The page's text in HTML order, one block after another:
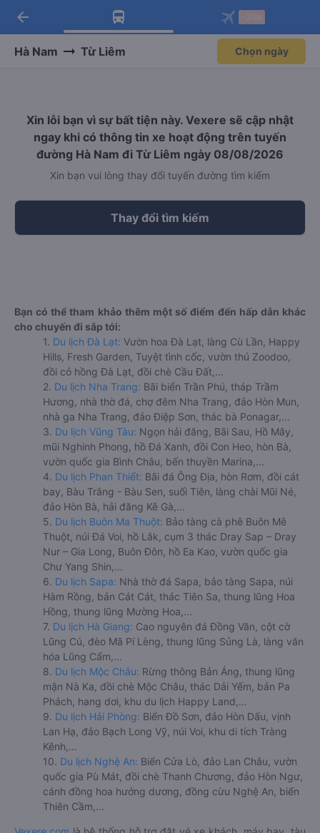
Tải app Vexere ngay!
Nhận ưu đãi thành viên độc
Mở app
Tải app Vexere
-30k/ghế khi đặt vé máy bay qua
Mở app
arrow_back
Hà Nam Từ Liêm Chọn ngày
Xin lỗi bạn vì sự bất tiện này. Vexere sẽ cập nhật
ngay khi có thông tin xe hoạt động trên tuyến
đường Hà Nam đi Từ Liêm ngày 08/08/2026
Xin bạn vui lòng thay đổi tuyến đường tìm kiếm
Thay đổi tìm kiếm
Bạn có thể tham khảo thêm một số điểm đến hấp dẫn khác
cho chuyến đi sắp tới:
1. Du lịch Đà Lạt: Vườn hoa Đà Lạt, làng Cù Lần, Happy
Hills, Fresh Garden, Tuyệt tình cốc, vườn thú Zoodoo,
đồi cỏ hồng Đà Lạt, đồi chè Cầu Đất,...
2. Du lịch Nha Trang: Bãi biển Trần Phú, tháp Trầm
Hương, nhà thờ đá, chợ đêm Nha Trang, đảo Hòn Mun,
nhà ga Nha Trang, đảo Điệp Sơn, thác bà Ponagar,...
3. Du lịch Vũng Tàu: Ngọn hải đăng, Bãi Sau, Hồ Mây,
mũi Nghinh Phong, hồ Đá Xanh, đồi Con Heo, hòn Bà,
vườn quốc gia Bình Châu, bến thuyền Marina,...
4. Du lịch Phan Thiết: Bãi đá Ông Địa, hòn Rơm, đồi cát
bay, Bàu Trắng - Bàu Sen, suối Tiên, làng chài Mũi Né,
đảo Hòn Bà, hải đăng Kê Gà,...
5. Du lịch Buôn Ma Thuột: Bảo tàng cà phê Buôn Mê
Thuột, núi Đá Voi, hồ Lắk, cụm 3 thác Dray Sap – Dray
Nur – Gia Long, Buôn Đôn, hồ Ea Kao, vườn quốc gia
Chư Yang Shin,...
6. Du lịch Sapa: Nhà thờ đá Sapa, bảo tàng Sapa, núi
Hàm Rồng, bản Cát Cát, thác Tiên Sa, thung lũng Hoa
Hồng, thung lũng Mường Hoa,...
7. Du lịch Hà Giang: Cao nguyên đá Đồng Văn, cột cờ
Lũng Cú, đèo Mã Pí Lèng, thung lũng Sủng Là, làng văn
hóa Lũng Cẩm,...
8. Du lịch Mộc Châu: Rừng thông Bản Áng, thung lũng
mận Nà Ka, đồi chè Mộc Châu, thác Dải Yếm, bản Pa
Phách, hang dơi, khu du lịch Happy Land,...
9. Du lịch Hải Phòng: Biển Đồ Sơn, đảo Hòn Dấu, vịnh
Lan Hạ, đảo Bạch Long Vỹ, núi Voi, khu di tích Tràng
Kênh,...
10. Du lịch Nghệ An: Biển Cửa Lò, đảo Lan Châu, vườn
quốc gia Pù Mát, đồi chè Thanh Chương, đảo Hòn Ngư,
cánh đồng hoa hướng dương, đồng cừu Nghệ An, biển
Thiên Cầm,...